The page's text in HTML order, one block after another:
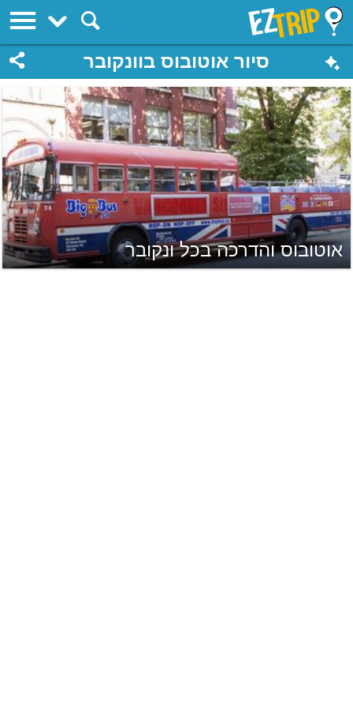
EZTrip
סיור אוטובוס בוונקובר
אוטובוס והדרכה בכל ונקובר